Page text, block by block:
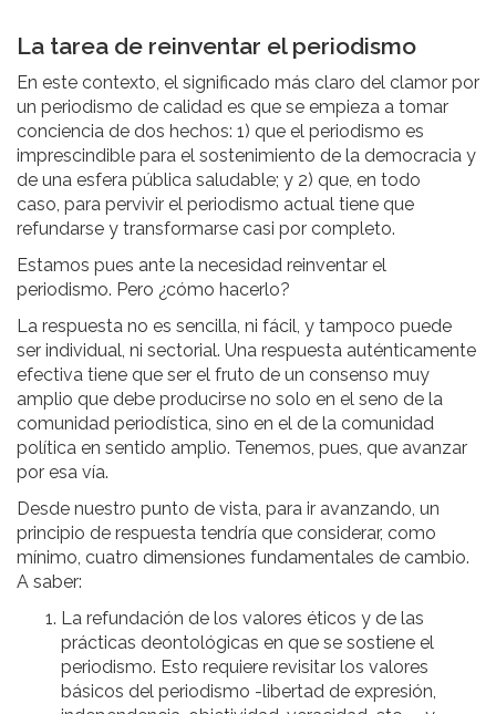
La tarea de reinventar el periodismo
En este contexto, el significado más claro del clamor por
un periodismo de calidad es que se empieza a tomar
conciencia de dos hechos: 1) que el periodismo es
imprescindible para el sostenimiento de la democracia y
de una esfera pública saludable; y 2) que, en todo
caso, para pervivir el periodismo actual tiene que
refundarse y transformarse casi por completo.
Estamos pues ante la necesidad reinventar el
periodismo. Pero ¿cómo hacerlo?
La respuesta no es sencilla, ni fácil, y tampoco puede
ser individual, ni sectorial. Una respuesta auténticamente
efectiva tiene que ser el fruto de un consenso muy
amplio que debe producirse no solo en el seno de la
comunidad periodística, sino en el de la comunidad
política en sentido amplio. Tenemos, pues, que avanzar
por esa vía.
Desde nuestro punto de vista, para ir avanzando, un
principio de respuesta tendría que considerar, como
mínimo, cuatro dimensiones fundamentales de cambio.
A saber:
La refundación de los valores éticos y de las
prácticas deontológicas en que se sostiene el
periodismo. Esto requiere revisitar los valores
básicos del periodismo -libertad de expresión,